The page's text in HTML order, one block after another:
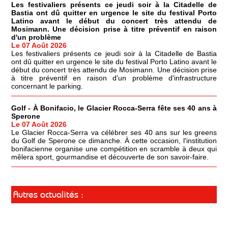
Les festivaliers présents ce jeudi soir à la Citadelle de
Bastia ont dû quitter en urgence le site du festival Porto
Latino avant le début du concert très attendu de
Mosimann. Une décision prise à titre préventif en raison
d'un problème
Le 07 Août 2026
Les festivaliers présents ce jeudi soir à la Citadelle de Bastia
ont dû quitter en urgence le site du festival Porto Latino avant le
début du concert très attendu de Mosimann. Une décision prise
à titre préventif en raison d'un problème d'infrastructure
concernant le parking.
Golf - À Bonifacio, le Glacier Rocca-Serra fête ses 40 ans à
Sperone
Le 07 Août 2026
Le Glacier Rocca-Serra va célébrer ses 40 ans sur les greens
du Golf de Sperone ce dimanche. À cette occasion, l'institution
bonifacienne organise une compétition en scramble à deux qui
mêlera sport, gourmandise et découverte de son savoir-faire.
Autres actualités :